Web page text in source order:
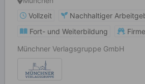
Vollzeit
Nachhaltiger
Fort- und Weiterbildung
Münchner Verlagsgruppe GmbH